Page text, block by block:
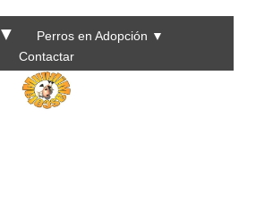
▼ Perros en Adopción ▼
Contactar